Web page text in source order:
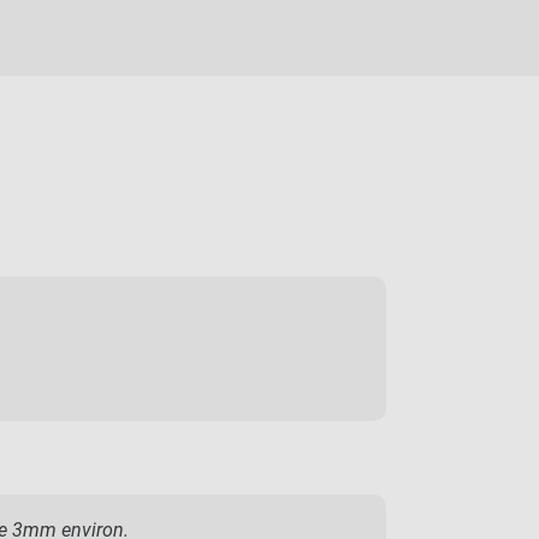
3mm environ.